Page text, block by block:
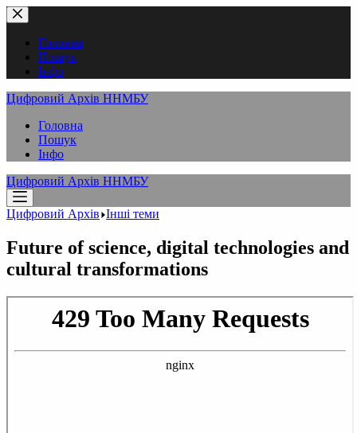
Перейти
до
вмістуГоловна
Пошук
Інфо
Цифровий Архів ННМБУ
Головна
Пошук
Інфо
Цифровий Архів ННМБУ
Цифровий Архів Інші теми
Future of science, digital technologies and
cultural transformations